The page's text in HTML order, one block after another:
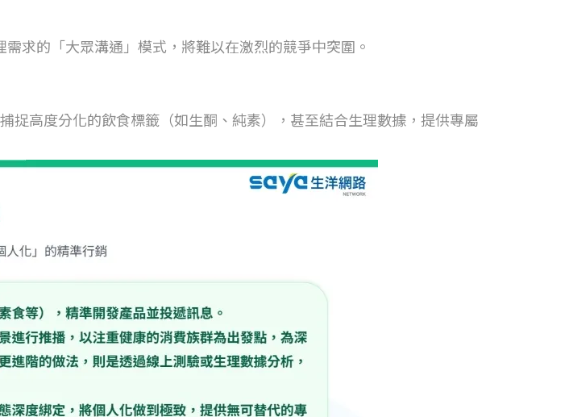
求的「大眾溝通」模式，將難以在激烈的競爭中突圍。
高度分化的飲食標籤（如生酮、純素），甚至結合生理數據，提供專屬